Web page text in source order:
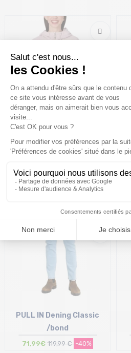
S | M | XL
Taille en stock
RAGWEAR Queny Cordy
/menthe
65,99€ 109,99 €
PULL IN Dening Classic
/bond
71,99€ 119,99 € -40%